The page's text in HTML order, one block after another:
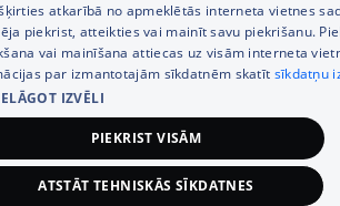
atkarībā no apmeklētās interneta vietnes
piekrist, atteikties vai mainīt savu piekrišanu.
vai mainīšana attiecas uz visām interneta
par izmantotajām sīkdatnēm skatīt sīkdatņu
IZVĒLI
PIEKRIST VISĀM
ATSTĀT TEHNISKĀS SĪKDATNES